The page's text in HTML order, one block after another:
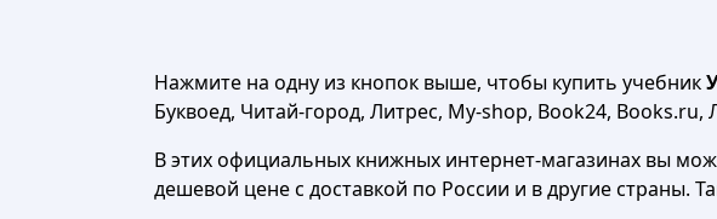
Нажмите на одну из кнопок выше, чтобы купить учебник
Буквоед, Читай-город, Литрес, My-shop, Book24, Books.ru,
В этих официальных книжных интернет-магазинах вы
дешевой цене с доставкой по России и в другие страны.